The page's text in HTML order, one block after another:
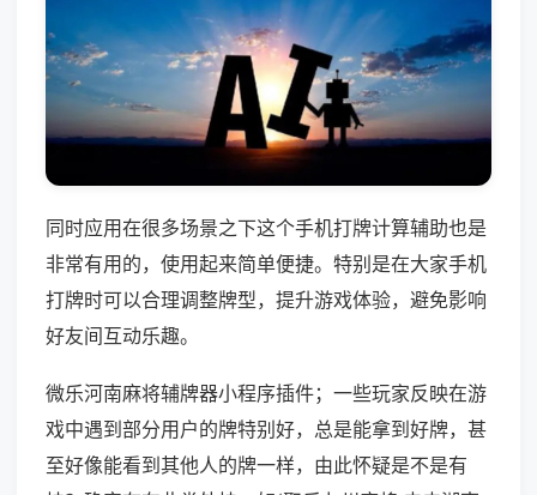
同时应用在很多场景之下这个手机打牌计算辅助也是
非常有用的，使用起来简单便捷。特别是在大家手机
打牌时可以合理调整牌型，提升游戏体验，避免影响
好友间互动乐趣。
微乐河南麻将辅牌器小程序插件；一些玩家反映在游
戏中遇到部分用户的牌特别好，总是能拿到好牌，甚
至好像能看到其他人的牌一样，由此怀疑是不是有